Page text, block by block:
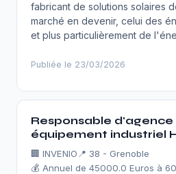
fabricant de solutions solaires
marché en devenir, celui des
et plus particulièrement de
Publiée le 23/03/2026
Responsable d'agence
équipement industriel
🏢 INVENIO 📍 38 - Grenoble
💰 Annuel de 45000.0 Euros à